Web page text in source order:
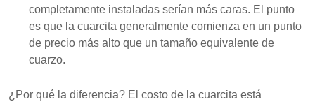
completamente instaladas serían más caras. El punto
es que la cuarcita generalmente comienza en un punto
de precio más alto que un tamaño equivalente de
cuarzo.
¿Por qué la diferencia? El costo de la cuarcita está